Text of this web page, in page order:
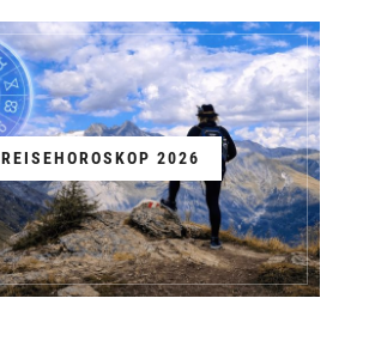
REISEHOROSKOP 2026